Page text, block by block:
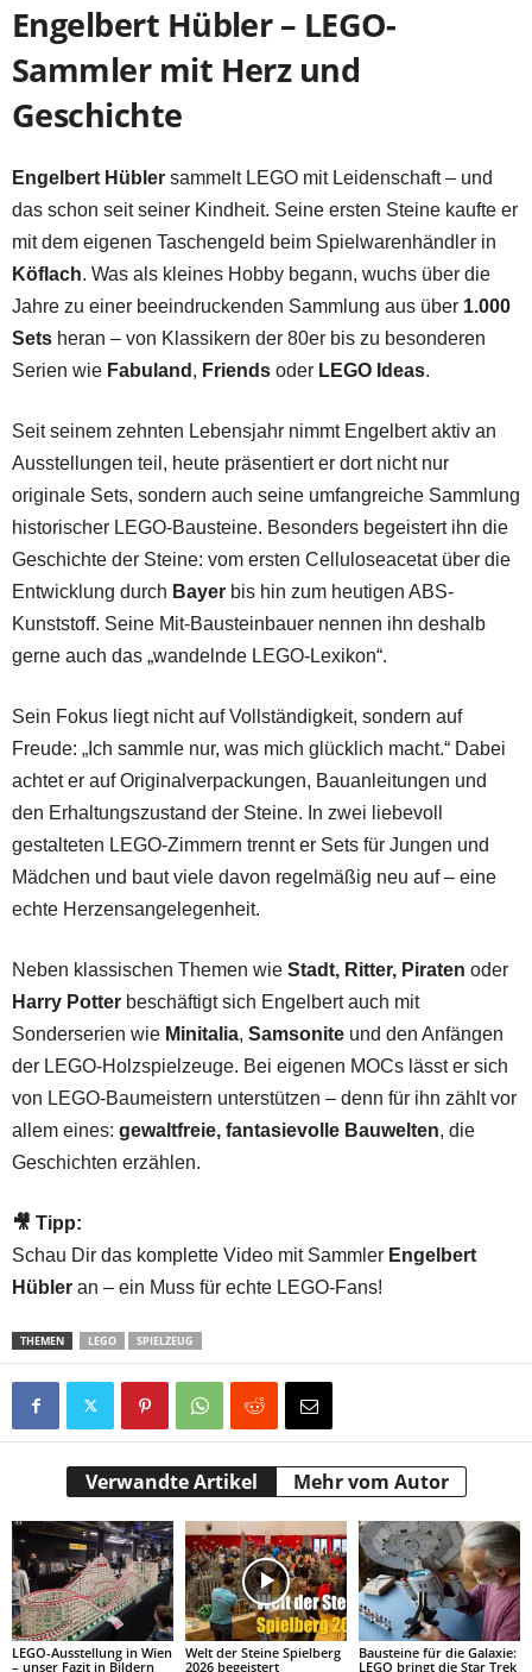
Engelbert Hübler – LEGO-
Sammler mit Herz und
Geschichte
Engelbert Hübler sammelt LEGO mit Leidenschaft – und
das schon seit seiner Kindheit. Seine ersten Steine kaufte er
mit dem eigenen Taschengeld beim Spielwarenhändler in
Köflach. Was als kleines Hobby begann, wuchs über die
Jahre zu einer beeindruckenden Sammlung aus über 1.000
Sets heran – von Klassikern der 80er bis zu besonderen
Serien wie Fabuland , Friends oder LEGO Ideas.
Seit seinem zehnten Lebensjahr nimmt Engelbert aktiv an
Ausstellungen teil, heute präsentiert er dort nicht nur
originale Sets, sondern auch seine umfangreiche Sammlung
historischer LEGO-Bausteine. Besonders begeistert ihn die
Geschichte der Steine: vom ersten Celluloseacetat über die
Entwicklung durch Bayer bis hin zum heutigen ABS-
Kunststoff. Seine Mit-Bausteinbauer nennen ihn deshalb
gerne auch das „wandelnde LEGO-Lexikon“.
Sein Fokus liegt nicht auf Vollständigkeit, sondern auf
Freude: „Ich sammle nur, was mich glücklich macht.“ Dabei
achtet er auf Originalverpackungen, Bauanleitungen und
den Erhaltungszustand der Steine. In zwei liebevoll
gestalteten LEGO-Zimmern trennt er Sets für Jungen und
Mädchen und baut viele davon regelmäßig neu auf – eine
echte Herzensangelegenheit.
Neben klassischen Themen wie Stadt, Ritter, Piraten oder
Harry Potter beschäftigt sich Engelbert auch mit
Sonderserien wie Minitalia, Samsonite und den Anfängen
der LEGO-Holzspielzeuge. Bei eigenen MOCs lässt er sich
von LEGO-Baumeistern unterstützen – denn für ihn zählt vor
allem eines: gewaltfreie, fantasievolle Bauwelten, die
Geschichten erzählen.
🎥 Tipp:
Schau Dir das komplette Video mit Sammler Engelbert
Hübler an – ein Muss für echte LEGO-Fans!
THEMEN LEGO SPIELZEUG
Verwandte Artikel Mehr vom Autor
LEGO-Ausstellung in Wien
– unser Fazit in Bildern
Welt der Steine Spielberg
2026 begeistert
Bausteine für die Galaxie:
LEGO bringt die Star Trek